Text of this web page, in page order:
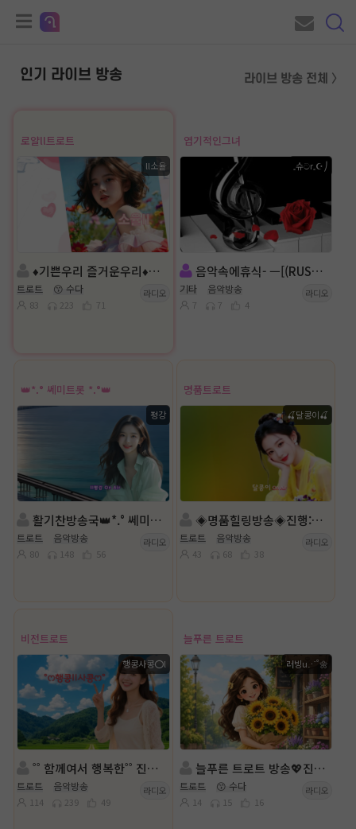
인기 라이브 방송 라이브 방송 전체 〉
로얄ll트로트
ll소율
♦️기쁜우리 즐거운우리♦️진행:ll소율 :담 lI💕사랑해내꺼🌸
트로트 😙 수다
83 223 71
라디오
엽기적인그녀
𓈒슈ටr𓈒☪︎⎠
음악속에휴식- ㅡ[(RUSH]ㅡ
기타 음악방송
7 7 4
라디오
👑*.° 쎄미트롯 *.°👑
평강
활기찬방송국👑*.° 쎄미트롯 *.°👑진행: 평강👑담: 섬ll벼리✨️
트로트 음악방송
80 148 56
라디오
명품트로트
🍒달콩이🍒
◈명품힐링방송◈진행:🍒달콩이🍒 ◈담: ｡윈드❍◈
트로트 음악방송
43 68 38
라디오
비전트로트
행콩사콩⭕l
˚˚ 함께여서 행복한˚˚ 진행:행콩사콩⭕l◈ 담: ౿ꕤ이쁜세리💖
트로트 음악방송
114 239 49
라디오
늘푸른 트로트
러빙u⋰˚🌼
늘푸른 트로트 방송💖진행◈: 러빙u⋰˚🌼 담: ll수애╭✿*
트로트 😙 수다
14 15 16
라디오